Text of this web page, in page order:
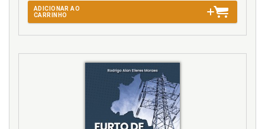
Indígena. Direito Penal Indígena, p. 20
Introdução, p. 15
J
João Vieira de Araújo. Projeto de Novo Código Penal,
ADICIONAR AO
CARRINHO